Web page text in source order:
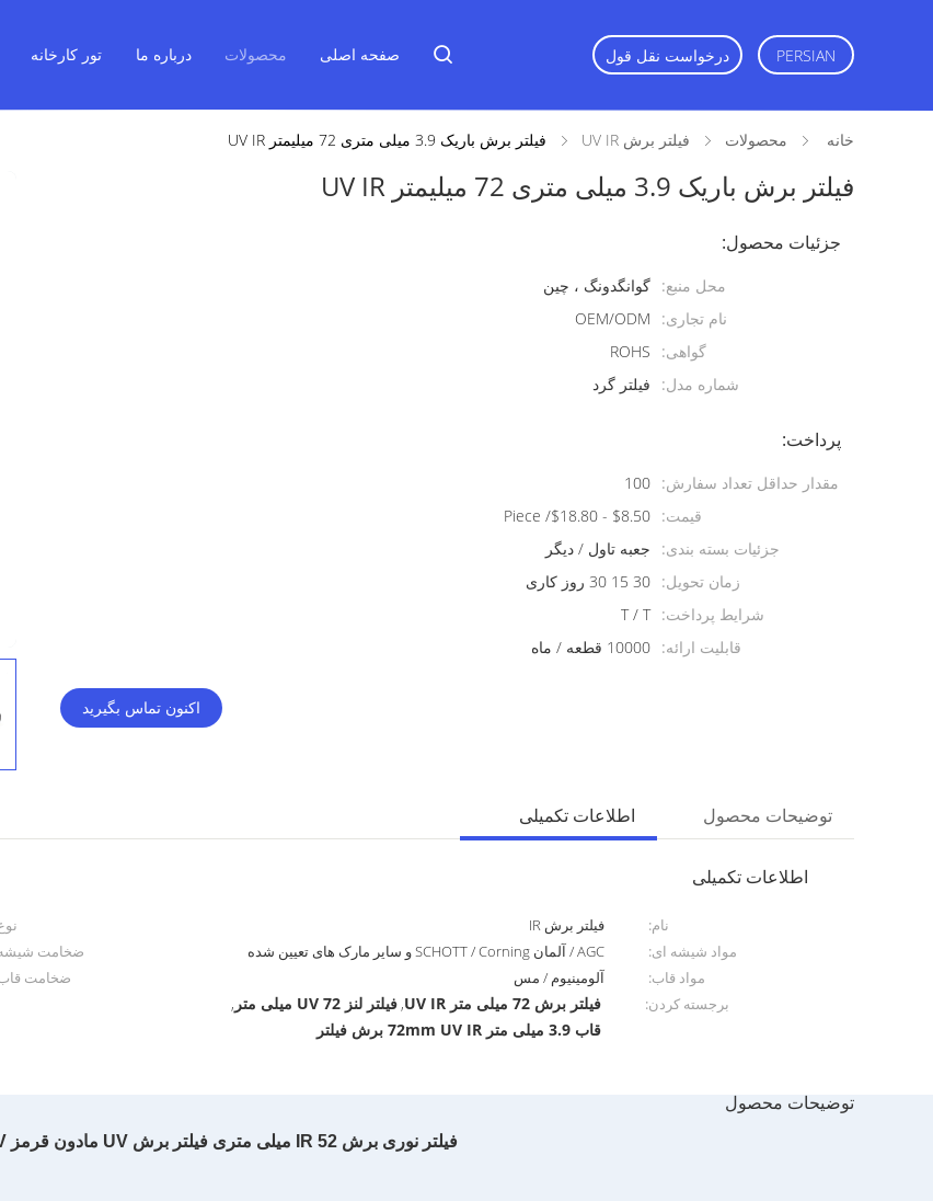
صفحه اصلی محصولات درباره ما تور کارخانه درخواست نقل قول PERSIAN
خانه محصولات فیلتر برش UV IR فیلتر برش باریک 3.9 میلی متری 72 میلیمتر UV IR
فیلتر برش باریک 3.9 میلی متری 72 میلیمتر UV IR
جزئیات محصول:
محل منبع: گوانگدونگ ، چین
نام تجاری:
OEM/ODM
گواهی:
ROHS
شماره مدل:
فیلتر گرد
پرداخت:
مقدار حداقل تعداد سفارش: 100
قیمت: $8.50 - $18.80/ Piece
جزئیات بسته بندی:
جعبه تاول / دیگر
زمان تحویل: 30 15 30 روز کاری
شرایط پرداخت: T / T
قابلیت ارائه: 10000 قطعه / ماه
اکنون تماس بگیرید
اطلاعات تکمیلی توضیحات محصول
اطلاعات تکمیلی
نام: فیلتر برش IR
مواد شیشه ای:
AGC / آلمان SCHOTT / Corning و سایر مارک های تعیین شده ضخامت
مواد قاب:
آلومینیوم / مس ضخامت
برجسته کردن:
فیلتر برش 72 میلی متر UV IR ,فیلتر لنز UV 72 میلی متر ,
قاب 3.9 میلی متر 72mm UV IR برش فیلتر
توضیحات محصول
فیلتر نوری برش IR 52 میلی متری فیلتر برش UV مادون قرمز UV